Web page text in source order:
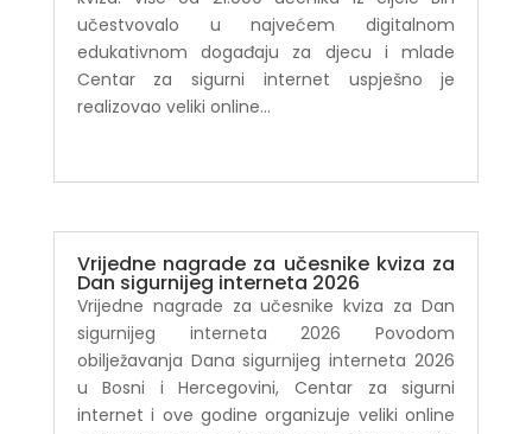
učestvovalo u najvećem digitalnom
edukativnom događaju za djecu i mlade
Centar za sigurni internet uspješno je
realizovao veliki online...
Vrijedne nagrade za učesnike kviza za
Dan sigurnijeg interneta 2026
Vrijedne nagrade za učesnike kviza za Dan
sigurnijeg interneta 2026 Povodom
obilježavanja Dana sigurnijeg interneta 2026
u Bosni i Hercegovini, Centar za sigurni
internet i ove godine organizuje veliki online